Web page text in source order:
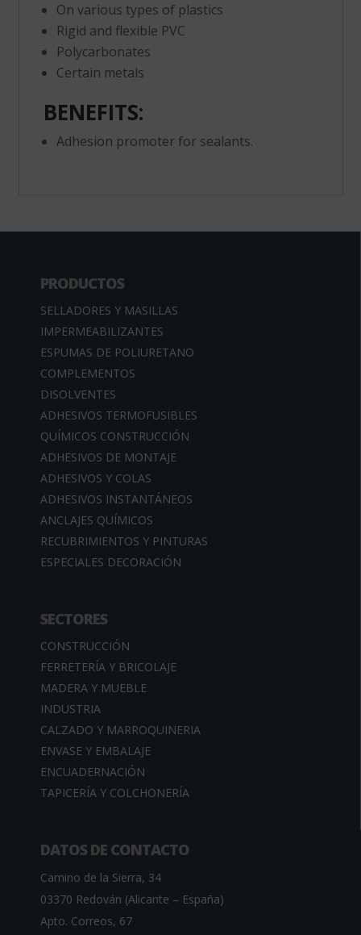
On various types of plastics
Rigid and flexible PVC
Polycarbonates
Certain metals
BENEFITS:
Adhesion promoter for sealants.
PRODUCTOS
SELLADORES Y MASILLAS
IMPERMEABILIZANTES
ESPUMAS DE POLIURETANO
COMPLEMENTOS
DISOLVENTES
ADHESIVOS TERMOFUSIBLES
QUÍMICOS CONSTRUCCIÓN
ADHESIVOS DE MONTAJE
ADHESIVOS Y COLAS
ADHESIVOS INSTANTÁNEOS
ANCLAJES QUÍMICOS
RECUBRIMIENTOS Y PINTURAS
ESPECIALES DECORACIÓN
SECTORES
CONSTRUCCIÓN
FERRETERÍA Y BRICOLAJE
MADERA Y MUEBLE
INDUSTRIA
CALZADO Y MARROQUINERIA
ENVASE Y EMBALAJE
ENCUADERNACIÓN
TAPICERÍA Y COLCHONERÍA
DATOS DE CONTACTO
Camino de la Sierra, 34
03370 Redován (Alicante – España)
Apto. Correos, 67